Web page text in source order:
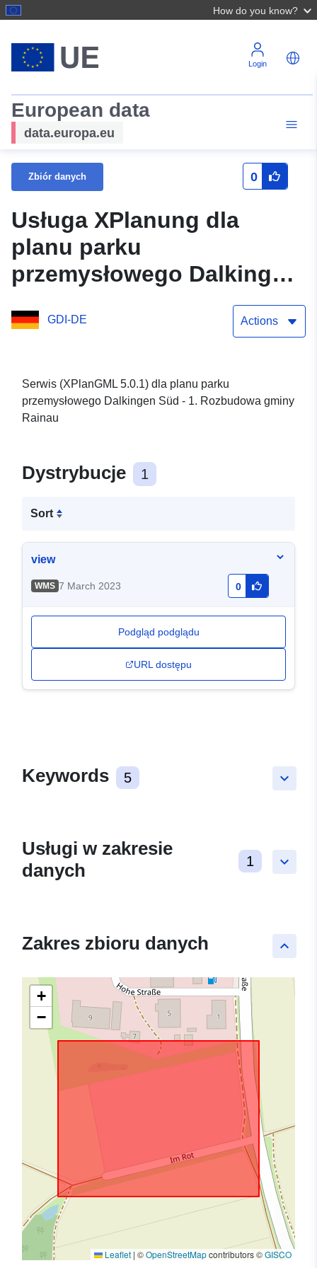
How do you know?
Login
European data
data.europa.eu
Zbiór danych 0
Usługa XPlanung dla
planu parku
przemysłowego Dalkingen
Süd - 1. Rozszerzenie
(XPlanGML 5.0.1)
GDI-DE Actions
Serwis (XPlanGML 5.0.1) dla planu parku
przemysłowego Dalkingen Süd - 1. Rozbudowa gminy
Rainau
Dystrybucje 1
Sort
view
WMS 7 March 2023 0
Podgląd podglądu
URL dostępu
keyboard_arrow_down
Keywords 5
keyboard_arrow_down
Usługi w zakresie
danych
1
keyboard_arrow_up
Zakres zbioru danych
+
−
Leaflet | ©OpenStreetMapcontributors ©GISCO